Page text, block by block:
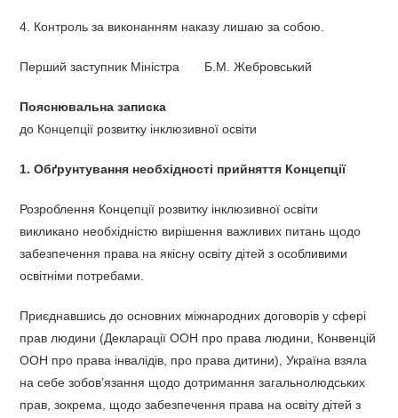
4. Контроль за виконанням наказу лишаю за собою.
Перший заступник Міністра Б.М. Жебровський
Пояснювальна записка
до Концепції розвитку інклюзивної освіти
1. Обґрунтування необхідності прийняття Концепції
Розроблення Концепції розвитку інклюзивної освіти
викликано необхідністю вирішення важливих питань щодо
забезпечення права на якісну освіту дітей з особливими
освітніми потребами.
Приєднавшись до основних міжнародних договорів у сфері
прав людини (Декларації ООН про права людини, Конвенцій
ООН про права інвалідів, про права дитини), Україна взяла
на себе зобов’язання щодо дотримання загальнолюдських
прав, зокрема, щодо забезпечення права на освіту дітей з